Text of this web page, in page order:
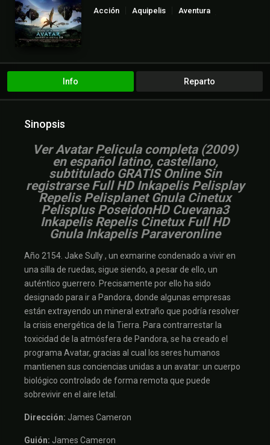
Acción
Aquipelis
Aventura
Pelismart
Pelispedia
Pelisplay
Pelispop
RepelisHD
RepelisHD.TV
Verpeliculasultra
Info Reparto
Sinopsis
Ver Avatar Pelicula completa (2009)
en español latino, castellano,
subtitulado GRATIS Online Sin
registrarse Full HD Inkapelis Pelisplay
Repelis Pelisplanet Gnula Cinetux
Pelisplus PoseidonHD Cuevana3
Inkapelis Repelis Cinetux Full HD
Gnula Inkapelis Paraveronline
Año 2154. Jake Sully , un exmarine condenado a vivir en
una silla de ruedas, sigue siendo, a pesar de ello, un
auténtico guerrero. Precisamente por ello ha sido
designado para ir a Pandora, donde algunas empresas
están extrayendo un mineral extraño que podría resolver
la crisis energética de la Tierra. Para contrarrestar la
toxicidad de la atmósfera de Pandora, se ha creado el
programa Avatar, gracias al cual los seres humanos
mantienen sus conciencias unidas a un avatar: un cuerpo
biológico controlado de forma remota que puede
sobrevivir en el aire letal.
Dirección: James Cameron
Guión: James Cameron